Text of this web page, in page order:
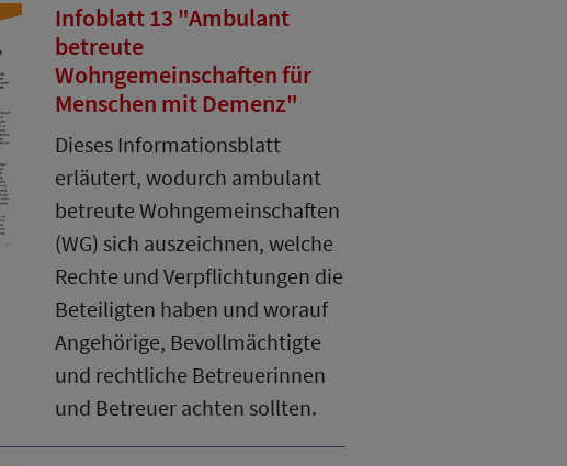
Infoblatt 13 "Ambulant
betreute
Wohngemeinschaften für
Menschen mit Demenz"
Dieses Informationsblatt
erläutert, wodurch ambulant
betreute Wohngemeinschaften
(WG) sich auszeichnen, welche
Rechte und Verpflichtungen die
Beteiligten haben und worauf
Angehörige, Bevollmächtigte
und rechtliche Betreuerinnen
und Betreuer achten sollten.